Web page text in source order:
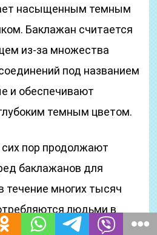
насыщенным темным
Баклажан считается
из-за множества
под названием
и обеспечивают
темным цветом.
пор продолжают
баклажанов для
течение многих тысяч
людьми в
традиционной